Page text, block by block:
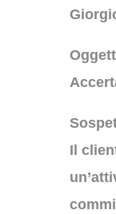
Il